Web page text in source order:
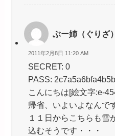
ぶー姉（ぐりざ）
2011年2月8日 11:20 AM
SECRET: 0
PASS:
こんにちは[絵文字:e-
帰省、いよいよなんで
１１日からこちらも雪
込むそうです・・・